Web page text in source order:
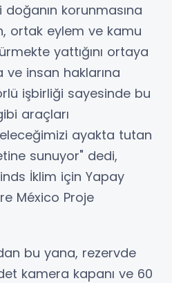
korunmasına
ortak eylem ve kamu
yattığını ortaya
ve insan haklarına
işbirliği sayesinde bu
araçları
ayakta tutan
sunuyor" dedi,
İklim için Yapay
México Proje
bu yana, rezervde
kamera kapanı ve 60